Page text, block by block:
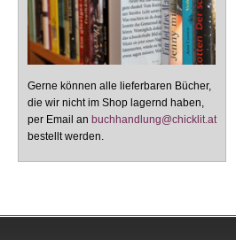
Gerne können alle lieferbaren Bücher,
die wir nicht im Shop lagernd haben,
per Email an buchhandlung@chicklit.at
bestellt werden.